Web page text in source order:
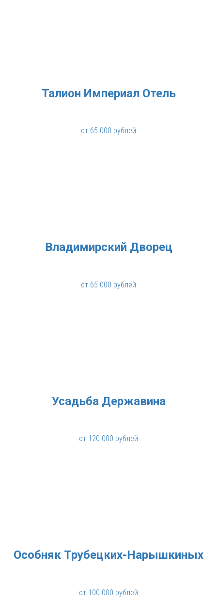
Талион Империал Отель
от 65 000 рублей
Владимирский Дворец
от 65 000 рублей
Усадьба Державина
от 120 000 рублей
Особняк Трубецких-Нарышкиных
от 100 000 рублей